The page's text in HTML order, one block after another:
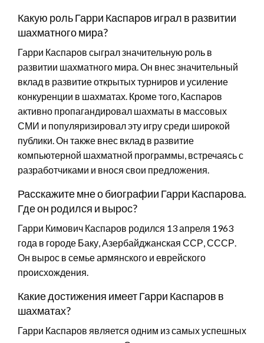
Какую роль Гарри Каспаров играл в развитии
шахматного мира?
Гарри Каспаров сыграл значительную роль в
развитии шахматного мира. Он внес значительный
вклад в развитие открытых турниров и усиление
конкуренции в шахматах. Кроме того, Каспаров
активно пропагандировал шахматы в массовых
СМИ и популяризировал эту игру среди широкой
публики. Он также внес вклад в развитие
компьютерной шахматной программы, встречаясь с
разработчиками и внося свои предложения.
Расскажите мне о биографии Гарри Каспарова.
Где он родился и вырос?
Гарри Кимович Каспаров родился 13 апреля 1963
года в городе Баку, Азербайджанская ССР, СССР.
Он вырос в семье армянского и еврейского
происхождения.
Какие достижения имеет Гарри Каспаров в
шахматах?
Гарри Каспаров является одним из самых успешных